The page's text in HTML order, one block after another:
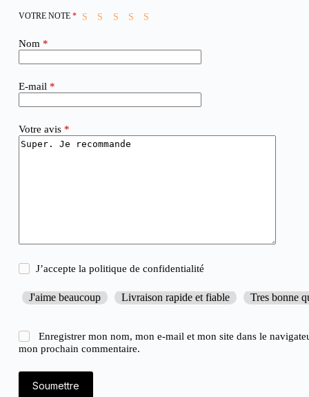
VOTRE NOTE *
Nom*
E-mail*
Votre avis *
J’accepte lapolitique de confidentialité
J'aime beaucoup Livraison rapide et fiable Tres bonne
Enregistrer mon nom, mon e-mail et mon site dans le
mon prochain commentaire.
Soumettre